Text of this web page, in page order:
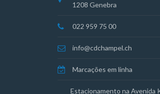
1208 Genebra
022 959 75 00
info@cdchampel.ch
Marcações em linha
Estacionamento na Avenida